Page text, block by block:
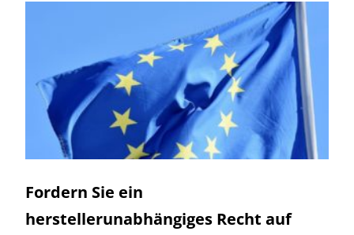
Fordern Sie ein
herstellerunabhängiges Recht auf